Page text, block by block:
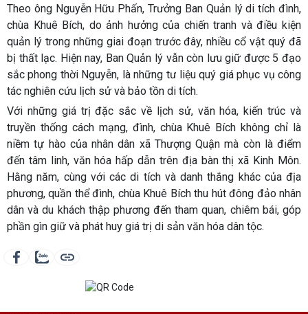
Theo ông Nguyễn Hữu Phấn, Trưởng Ban Quản lý di tích đình,
chùa Khuê Bích, do ảnh hưởng của chiến tranh và điều kiện
quản lý trong những giai đoạn trước đây, nhiều cổ vật quý đã
bị thất lạc. Hiện nay, Ban Quản lý vẫn còn lưu giữ được 5 đạo
sắc phong thời Nguyễn, là những tư liệu quý giá phục vụ công
tác nghiên cứu lịch sử và bảo tồn di tích.
Với những giá trị đặc sắc về lịch sử, văn hóa, kiến trúc và
truyền thống cách mạng, đình, chùa Khuê Bích không chỉ là
niềm tự hào của nhân dân xã Thượng Quận mà còn là điểm
đến tâm linh, văn hóa hấp dẫn trên địa bàn thị xã Kinh Môn.
Hằng năm, cùng với các di tích và danh thắng khác của địa
phương, quần thể đình, chùa Khuê Bích thu hút đông đảo nhân
dân và du khách thập phương đến tham quan, chiêm bái, góp
phần gìn giữ và phát huy giá trị di sản văn hóa dân tộc.